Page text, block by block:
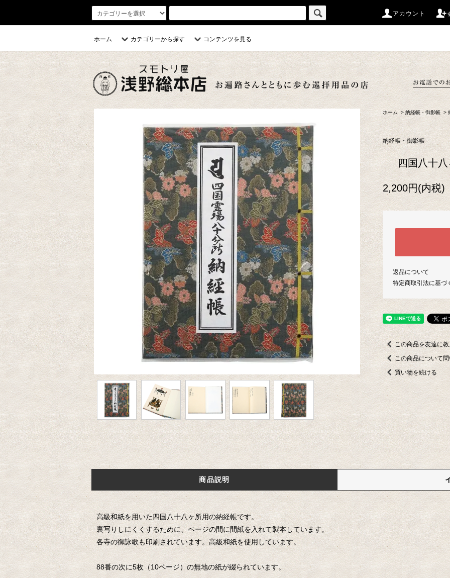
アカウント
ホーム カテゴリーから探す コンテンツを見る
ホーム >納経帳・御影帳 >
納経帳・御影帳
四国八十
2,200円(内税)
返品について
特定商取引法に基づ
この商品を友達に
この商品について
買い物を続ける
商品説明
高級和紙を用いた四国八十八ヶ所用の納経帳です。
裏写りしにくくするために、ページの間に間紙を入れて製本しています。
各寺の御詠歌も印刷されています。高級和紙を使用しています。
88番の次に5枚（10ページ）の無地の紙が綴られています。